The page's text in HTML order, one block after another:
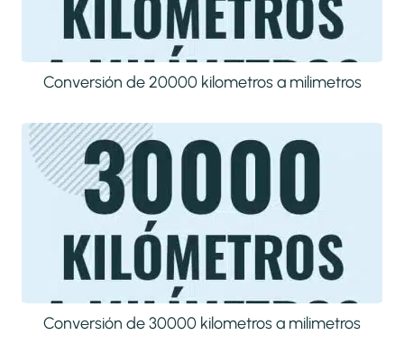
Conversión de 20000 kilometros a milimetros
Conversión de 30000 kilometros a milimetros